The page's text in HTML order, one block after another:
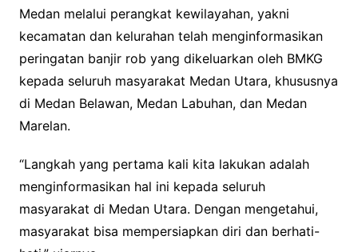
Medan melalui perangkat kewilayahan, yakni
kecamatan dan kelurahan telah menginformasikan
peringatan banjir rob yang dikeluarkan oleh BMKG
kepada seluruh masyarakat Medan Utara, khususnya
di Medan Belawan, Medan Labuhan, dan Medan
Marelan.
“Langkah yang pertama kali kita lakukan adalah
menginformasikan hal ini kepada seluruh
masyarakat di Medan Utara. Dengan mengetahui,
masyarakat bisa mempersiapkan diri dan berhati-